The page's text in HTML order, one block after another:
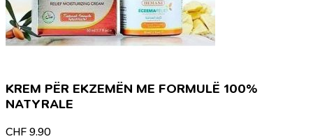
KREM PËR EKZEMËN ME FORMULË 100%
NATYRALE
CHF 9.90